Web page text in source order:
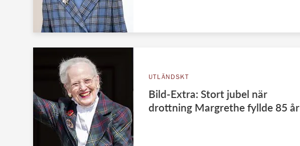
UTLÄNDSKT
Bild-Extra: Stort jubel när
drottning Margrethe fyllde 85 år